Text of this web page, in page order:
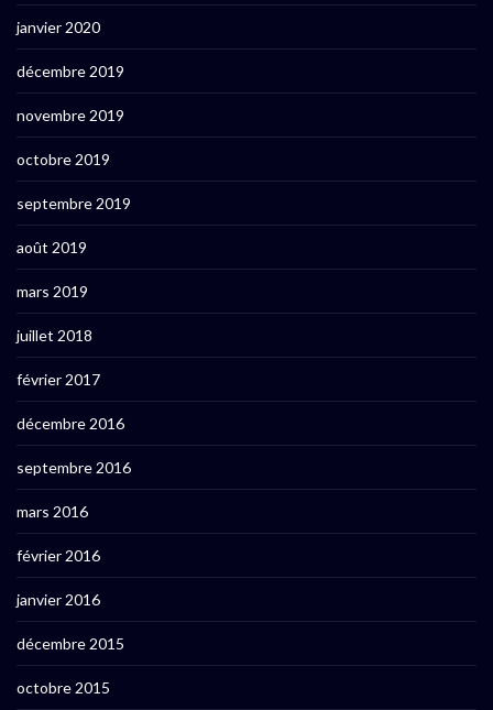
janvier 2020
décembre 2019
novembre 2019
octobre 2019
septembre 2019
août 2019
mars 2019
juillet 2018
février 2017
décembre 2016
septembre 2016
mars 2016
février 2016
janvier 2016
décembre 2015
octobre 2015